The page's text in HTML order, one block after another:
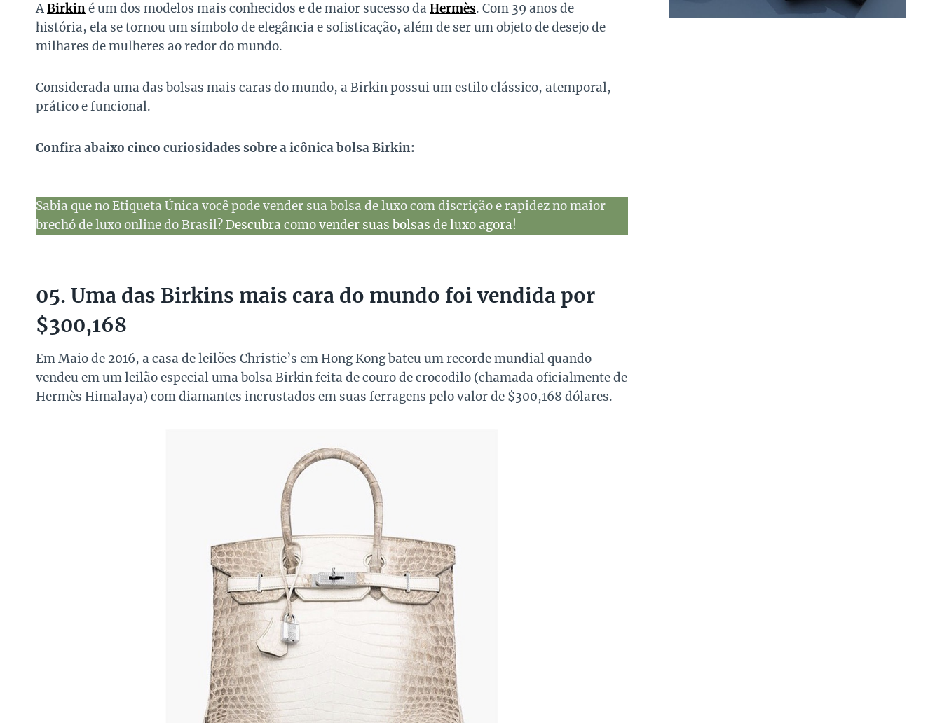
ABirkiné um dos modelos mais conhecidos e de maior sucesso da Hermès. Com 39 anos de
história, ela se tornou um símbolo de elegância e sofisticação, além de ser um objeto de desejo de
milhares de mulheres ao redor do mundo.
Considerada uma das bolsas mais caras do mundo, a Birkin possui um estilo clássico, atemporal,
prático e funcional.
Confira abaixo cinco curiosidades sobre a icônica bolsa Birkin:
Sabia que no Etiqueta Única você pode vender sua bolsa de luxo com discrição e rapidez no maior
brechó de luxo online do Brasil?Descubra como vender suas bolsas de luxo agora!
05. Uma das Birkins mais cara do mundo foi vendida por
$300,168
Em Maio de 2016, a casa de leilões Christie’s em Hong Kong bateu um recorde mundial quando
vendeu em um leilão especial uma bolsa Birkin feita de couro de crocodilo (chamada oficialmente de
Hermès Himalaya) com diamantes incrustados em suas ferragens pelo valor de $300,168 dólares.